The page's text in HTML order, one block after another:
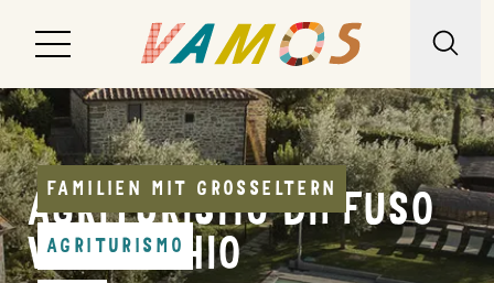
Reiseziele
Reiseart
Über uns
FAMILIEN MIT GROSSELTERN
AGRITURISMO
AGRITURISMO DIFFUSO
VAL DI CHIO